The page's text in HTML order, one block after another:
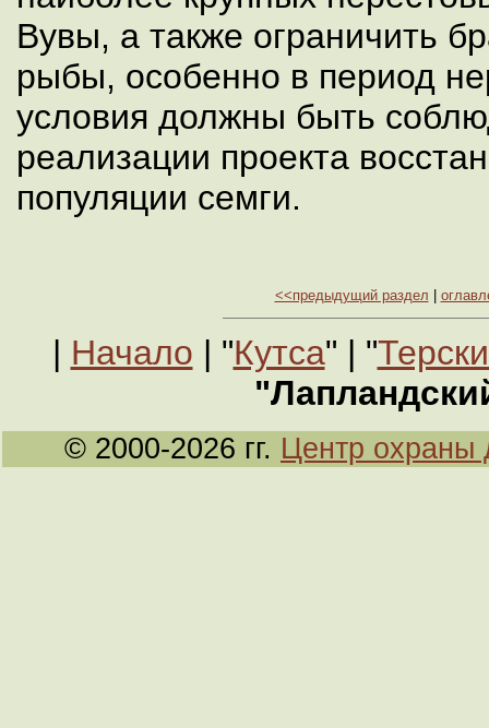
Вувы, а также ограничить
рыбы, особенно в период
условия должны быть
реализации проекта
популяции семги.
<<предыдущий раздел
| Начало | "Кутса" | "
© 2000-2026 гг. Центр охраны